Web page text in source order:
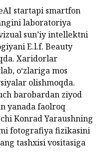
startapi smartfon
laboratoriya
sun’iy intellektni
E.l.f. Beauty
Xaridorlar
o‘zlariga mos
olishmoqda.
barobardan ziyod
yanada faolroq
Konrad Yaraushning
fotografiya fizikasini
tashxisi vositasiga